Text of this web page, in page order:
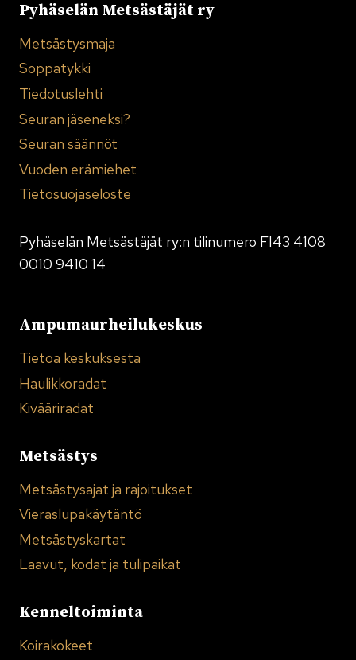
Pyhäselän Metsästäjät ry
Metsästysmaja
Soppatykki
Tiedotuslehti
Seuran jäseneksi?
Seuran säännöt
Vuoden erämiehet
Tietosuojaseloste
Pyhäselän Metsästäjät ry:n tilinumero FI43 4108
0010 9410 14
Ampumaurheilukeskus
Tietoa keskuksesta
Haulikkoradat
Kivääriradat
Metsästys
Metsästysajat ja rajoitukset
Vieraslupakäytäntö
Metsästyskartat
Laavut, kodat ja tulipaikat
Kenneltoiminta
Koirakokeet